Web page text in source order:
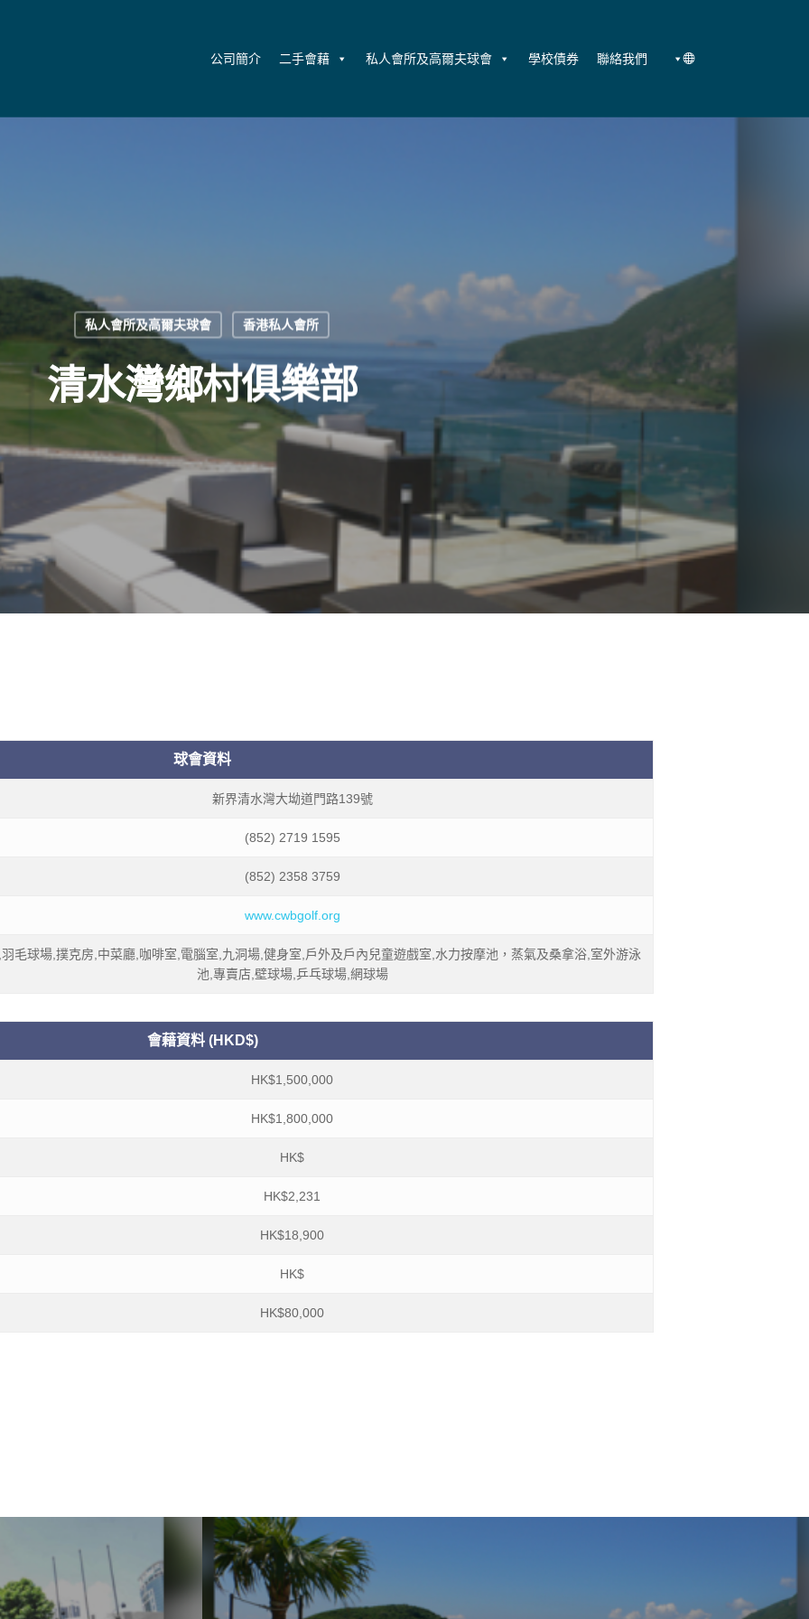
公司簡介 二手會藉 私人會所及高爾夫球會 學校債券 聯絡我們
私人會所及高爾夫球會 香港私人會所
清水灣鄉村俱樂部
球會資料
新界清水灣大坳道門路139號
(852) 2719 1595
(852) 2358 3759
www.cwbgolf.org
毛球場,撲克房,中菜廳,咖啡室,電腦室,九洞場,健身室,戶外及戶內兒童遊戲室,水力按摩池，蒸氣及桑拿浴,室外游泳
池,專賣店,壁球場,乒乓球場,網球場
會藉資料 (HKD$)
HK$1,500,000
HK$1,800,000
HK$
HK$2,231
HK$18,900
HK$
HK$80,000